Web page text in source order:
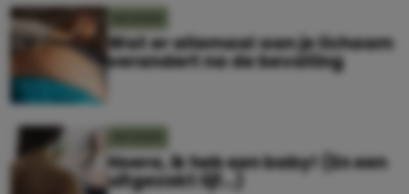
Wat er allemaal aan je lichaam
verandert na de bevalling
Hoera, ik heb een baby! (En een
uitgezakt lijf…)